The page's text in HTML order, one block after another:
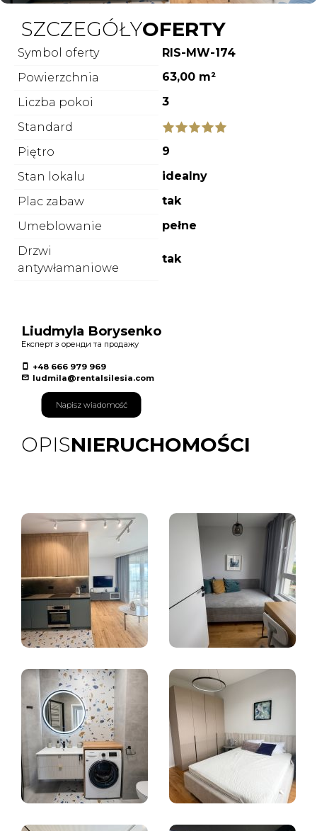
SZCZEGÓŁYOFERTY
Symbol oferty
RIS-MW-174
Powierzchnia
63,00 m²
Liczba pokoi
3
Standard
Piętro
9
Stan lokalu
idealny
Plac zabaw
tak
Umeblowanie
pełne
Drzwi
antywłamaniowe
tak
Liudmyla Borysenko
Експерт з оренди та продажу
+48 666 979 969
ludmila@rentalsilesia.com
Napisz wiadomość
OPISNIERUCHOMOŚCI